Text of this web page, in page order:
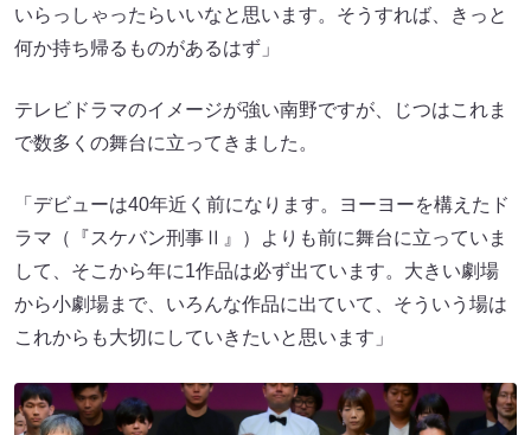
いらっしゃったらいいなと思います。そうすれば、きっと
何か持ち帰るものがあるはず」
テレビドラマのイメージが強い南野ですが、じつはこれま
で数多くの舞台に立ってきました。
「デビューは40年近く前になります。ヨーヨーを構えたド
ラマ（『スケバン刑事Ⅱ』）よりも前に舞台に立っていま
して、そこから年に1作品は必ず出ています。大きい劇場
から小劇場まで、いろんな作品に出ていて、そういう場は
これからも大切にしていきたいと思います」